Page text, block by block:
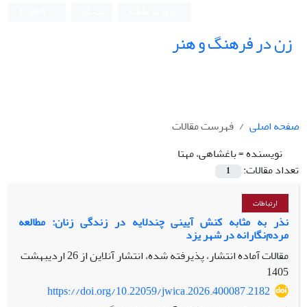
زن در فرهنگ و هنر
صفحه اصلی
فهرست مقالات
نویسنده =باغشاهی، مهتا
تعداد مقالات:
1
ارتباطات
نذر به مثابه کنش آیینی چندلایه در زندگی زنان: مطالعه
مردم‌نگارانه در شهر یزد
مقالات آماده انتشار، پذیرفته شده، انتشار آنلاین از
26 اردیبهشت
1405
https://doi.org/10.22059/jwica.2026.400087.2182